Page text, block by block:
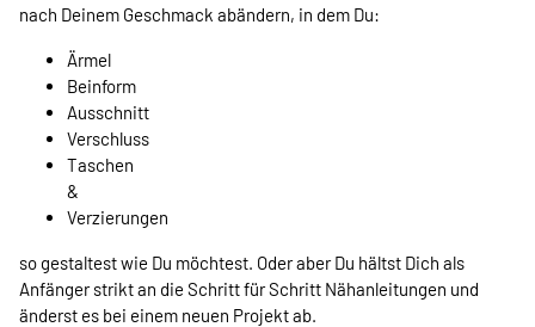
nach Deinem Geschmack abändern, in dem Du:
Ärmel
Beinform
Ausschnitt
Verschluss
Taschen
&
Verzierungen
so gestaltest wie Du möchtest. Oder aber Du hältst Dich als
Anfänger strikt an die Schritt für Schritt Nähanleitungen und
änderst es bei einem neuen Projekt ab.